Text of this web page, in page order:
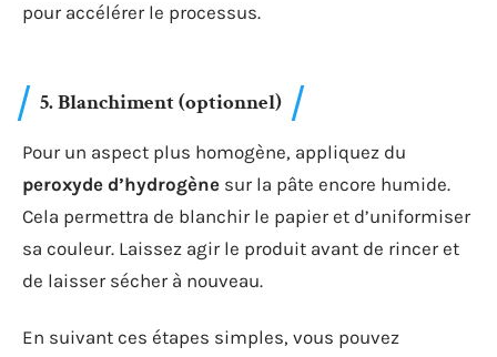
pour accélérer le processus.
5. Blanchiment (optionnel)
Pour un aspect plus homogène, appliquez du
peroxyde d’hydrogène sur la pâte encore humide.
Cela permettra de blanchir le papier et d’uniformiser
sa couleur. Laissez agir le produit avant de rincer et
de laisser sécher à nouveau.
En suivant ces étapes simples, vous pouvez